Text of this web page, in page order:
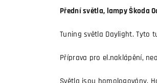
Přední světla, lampy Škoda
Tuning světla Daylight. Tyto
Příprava pro el.naklápění,